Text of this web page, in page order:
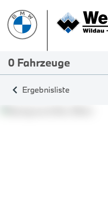
0 Fahrzeuge
Ergebnisliste